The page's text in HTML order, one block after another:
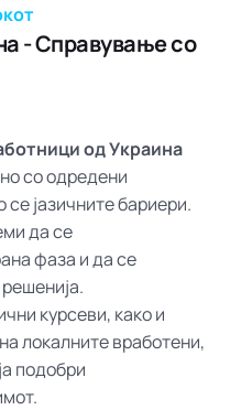
- Справување со
од Украина
со одредени
јазичните бариери.
да се
фаза и да се
курсеви, како и
локалните вработени,
подобри